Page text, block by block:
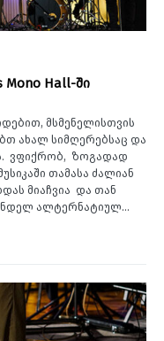
Mono Hall-ში
მსმენელისთვის
ახალ სიმღერებსაც და
ვფიქრობ, ზოგადად
თამასა ძალიან
მიაჩვია და თან
ალტერნატიულ…